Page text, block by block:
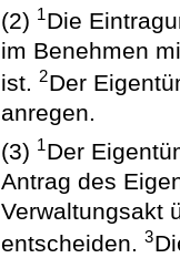
(2) 1Die
im Benehmen
ist.2Der
anregen.
(3) 1Der
Antrag des
Verwaltungsakt
entscheiden.3